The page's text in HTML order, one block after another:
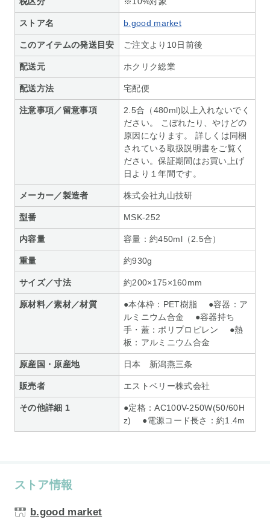
ストア名 b.good market
このアイテムの発送目安 ご注文より10日前後
配送元 ホクリク総業
配送方法 宅配便
注意事項／留意事項
2.5合（480ml)以上入れないでく
ださい。 こぼれたり、やけどの
原因になります。 詳しくは同梱
されている取扱説明書をご覧く
ださい。保証期間はお買い上げ
日より１年間です。
メーカー／製造者 株式会社丸山技研
型番 MSK-252
内容量 容量：約450ml（2.5合）
重量 約930g
サイズ／寸法 約200×175×160mm
原材料／素材／材質
●本体枠：PET樹脂 ●容器：ア
ルミニウム合金 ●容器持ち
手・蓋：ポリプロピレン ●熱
板：アルミニウム合金
原産国・原産地 日本 新潟燕三条
販売者 エストベリー株式会社
その他詳細 1
●定格：AC100V-250W(50/60H
z) ●電源コード長さ：約1.4m
ストア情報
b.good market